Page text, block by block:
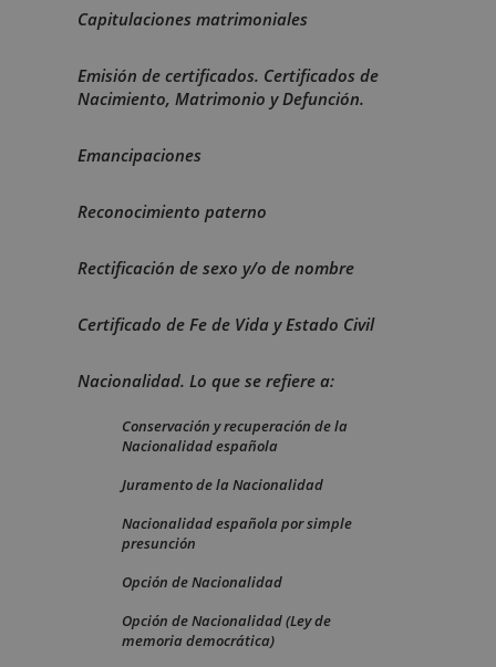
Capitulaciones matrimoniales
Emisión de certificados. Certificados de
Nacimiento, Matrimonio y Defunción.
Emancipaciones
Reconocimiento paterno
Rectificación de sexo y/o de nombre
Certificado de Fe de Vida y Estado Civil
Nacionalidad. Lo que se refiere a:
Conservación y recuperación de la
Nacionalidad española
Juramento de la Nacionalidad
Nacionalidad española por simple
presunción
Opción de Nacionalidad
Opción de Nacionalidad (Ley de
memoria democrática)